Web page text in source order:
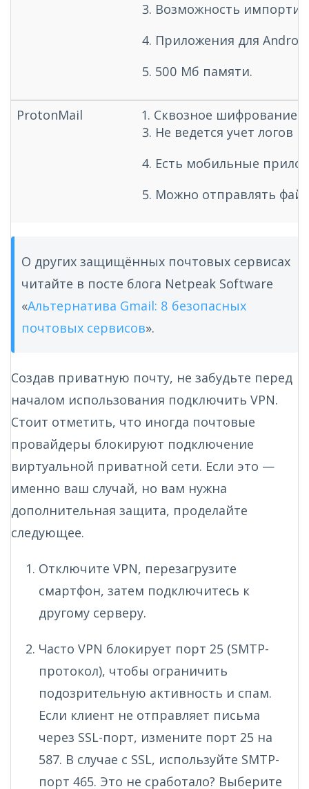
3. Возможность
4. Приложения для
5. 500 Мб памяти.
ProtonMail
1. Сквозное шифрование.
3. Не ведется учет логов
4. Есть мобильные
5. Можно отправлять
О других защищённых почтовых сервисах
читайте в посте блога Netpeak Software
«Альтернатива Gmail: 8 безопасных
почтовых сервисов».
Создав приватную почту, не забудьте перед
началом использования подключить VPN.
Стоит отметить, что иногда почтовые
провайдеры блокируют подключение
виртуальной приватной сети. Если это —
именно ваш случай, но вам нужна
дополнительная защита, проделайте
следующее.
Отключите VPN, перезагрузите
смартфон, затем подключитесь к
другому серверу.
Часто VPN блокирует порт 25 (SMTP-
протокол), чтобы ограничить
подозрительную активность и спам.
Если клиент не отправляет письма
через SSL-порт, измените порт 25 на
587. В случае с SSL, используйте SMTP-
порт 465. Это не сработало? Выберите